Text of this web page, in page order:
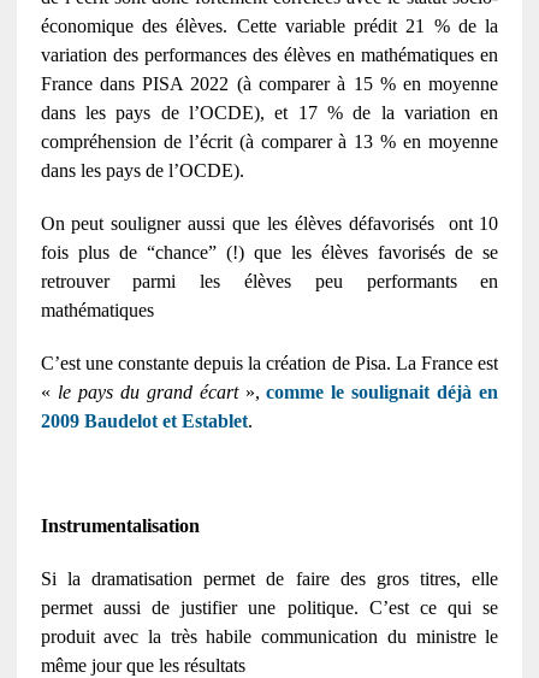
économique des élèves. Cette variable prédit 21 % de la
variation des performances des élèves en mathématiques en
France dans PISA 2022 (à comparer à 15 % en moyenne
dans les pays de l’OCDE), et 17 % de la variation en
compréhension de l’écrit (à comparer à 13 % en moyenne
dans les pays de l’OCDE).
On peut souligner aussi que les élèves défavorisés ont 10
fois plus de “chance” (!) que les élèves favorisés de se
retrouver parmi les élèves peu performants en
mathématiques
C’est une constante depuis la création de Pisa. La France est
« le pays du grand écart »,comme le soulignait déjà en
2009 Baudelot et Establet.
Instrumentalisation
Si la dramatisation permet de faire des gros titres, elle
permet aussi de justifier une politique. C’est ce qui se
produit avec la très habile communication du ministre le
même jour que les résultats